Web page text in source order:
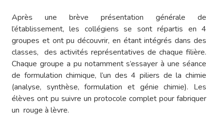
Après une brève présentation générale de
l’établissement, les collégiens se sont répartis en 4
groupes et ont pu découvrir, en étant intégrés dans des
classes, des activités représentatives de chaque filière.
Chaque groupe a pu notamment s’essayer à une séance
de formulation chimique, l’un des 4 piliers de la chimie
(analyse, synthèse, formulation et génie chimie). Les
élèves ont pu suivre un protocole complet pour fabriquer
un rouge à lèvre.